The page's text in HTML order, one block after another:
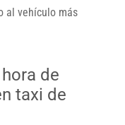
al vehículo más
de
taxi de